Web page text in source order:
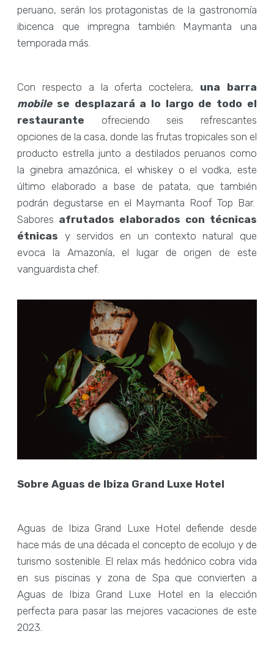
peruano, serán los protagonistas de la gastronomía
ibicenca que impregna también Maymanta una
temporada más.
Con respecto a la oferta coctelera, una barra
mobilese desplazará a lo largo de todo el
restaurante ofreciendo seis refrescantes
opciones de la casa, donde las frutas tropicales son el
producto estrella junto a destilados peruanos como
la ginebra amazónica, el whiskey o el vodka, este
último elaborado a base de patata, que también
podrán degustarse en el Maymanta Roof Top Bar.
Sabores afrutados elaborados con técnicas
étnicas y servidos en un contexto natural que
evoca la Amazonía, el lugar de origen de este
vanguardista chef.
Sobre Aguas de Ibiza Grand Luxe Hotel
Aguas de Ibiza Grand Luxe Hotel defiende desde
hace más de una década el concepto de ecolujo y de
turismo sostenible. El relax más hedónico cobra vida
en sus piscinas y zona de Spa que convierten a
Aguas de Ibiza Grand Luxe Hotel en la elección
perfecta para pasar las mejores vacaciones de este
2023.